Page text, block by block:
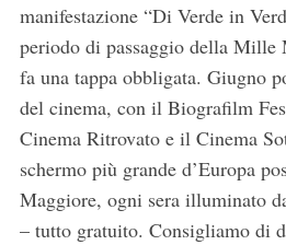
manifestazione “Di Verde in
periodo di passaggio della
fa una tappa obbligata. Giugno
del cinema, con il Biografilm
Cinema Ritrovato e il Cinema
schermo più grande d’Europa
Maggiore, ogni sera illuminato
– tutto gratuito. Consigliamo di